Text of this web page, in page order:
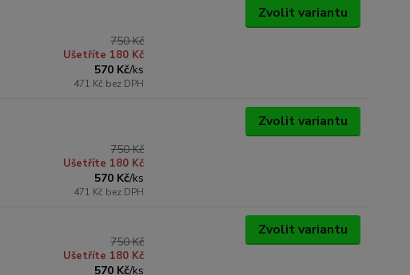
750 Kč
Ušetříte 180 Kč
570 Kč/ks
471 Kč bez DPH
Zvolit variantu
750 Kč
Ušetříte 180 Kč
570 Kč/ks
471 Kč bez DPH
Zvolit variantu
750 Kč
Ušetříte 180 Kč
570 Kč/ks
Zvolit variantu